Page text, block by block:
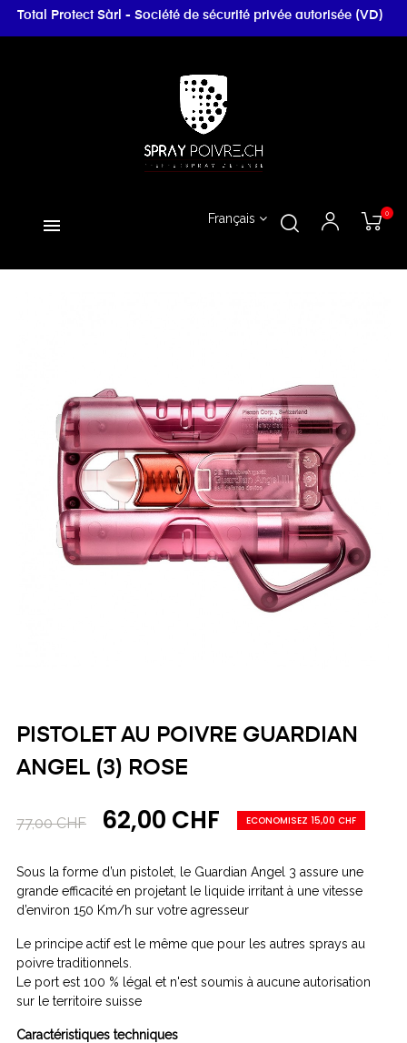
Total Protect Sàrl - Société de sécurité privée autorisée (VD)
0
Français
PISTOLET AU POIVRE GUARDIAN
ANGEL (3) ROSE
77,00 CHF 62,00 CHF ECONOMISEZ 15,00 CHF
Sous la forme d’un pistolet, le Guardian Angel 3 assure une
grande efficacité en projetant le liquide irritant à une vitesse
d’environ 150 Km/h sur votre agresseur
Le principe actif est le même que pour les autres sprays au
poivre traditionnels.
Le port est 100 % légal et n'est soumis à aucune autorisation
sur le territoire suisse
Caractéristiques techniques